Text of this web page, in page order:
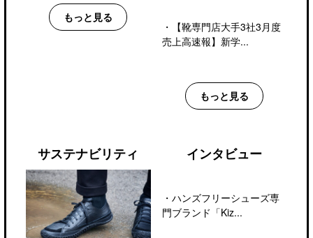
もっと見る
・
【靴専門店大手3社3月度
売上高速報】新学...
もっと見る
サステナビリティ インタビュー
・ ハンズフリーシューズ専
門ブランド「Kiz...